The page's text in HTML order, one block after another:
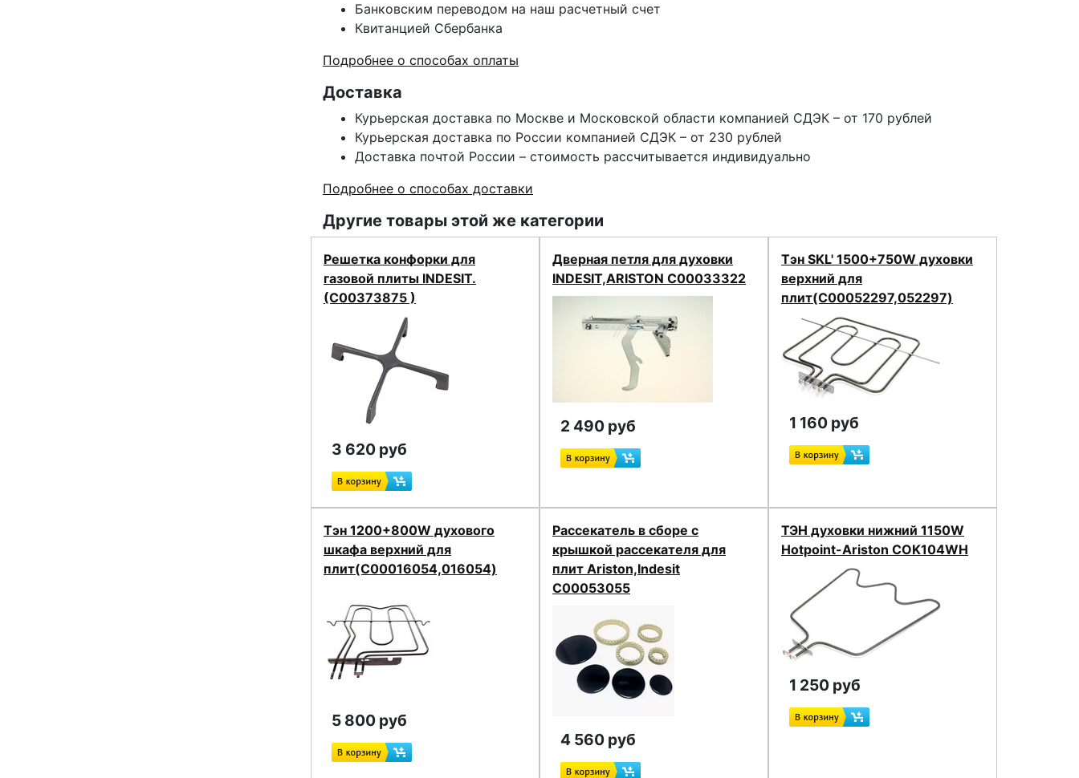
Банковским переводом на наш расчетный счет
Квитанцией Сбербанка
Подробнее о способах оплаты
Доставка
Курьерская доставка по Москве и Московской области компанией СДЭК – от 170 рублей
Курьерская доставка по России компанией СДЭК – от 230 рублей
Доставка почтой России – стоимость рассчитывается индивидуально
Подробнее о способах доставки
Другие товары этой же категории
Решетка конфорки для
газовой плиты INDESIT.
(C00373875 )
3 620 руб
Дверная петля для духовки
INDESIT,ARISTON C00033322
2 490 руб
Тэн SKL' 1500+750W духовки
верхний для
плит(C00052297,052297)
1 160 руб
Тэн 1200+800W духового
шкафа верхний для
плит(C00016054,016054)
5 800 руб
Рассекатель в сборе с
крышкой рассекателя для
плит Ariston,Indesit
C00053055
4 560 руб
ТЭН духовки нижний 1150W
Hotpoint-Ariston COK104WH
1 250 руб